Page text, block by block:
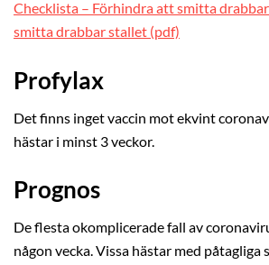
Checklista – Förhindra att smitta
smitta drabbar stallet (pdf)
Profylax
Det finns inget vaccin mot ekvint
hästar i minst 3 veckor.
Prognos
De flesta okomplicerade fall av
någon vecka. Vissa hästar med